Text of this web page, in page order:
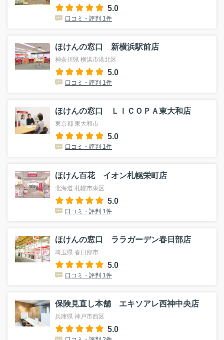
5.0
口コミ・評判 1件
ほけんの窓口 新横浜駅前店
神奈川県 横浜市港北区
5.0
口コミ・評判 1件
ほけんの窓口 ＬＩＣＯＰＡ東大和店
東京都 東大和市
5.0
口コミ・評判 1件
ほけん百花 イオン札幌栄町店
北海道 札幌市東区
5.0
口コミ・評判 1件
ほけんの窓口 ララガーデン春日部店
埼玉県 春日部市
5.0
口コミ・評判 1件
保険見直し本舗 エキソアレ西神中央店
兵庫県 神戸市西区
5.0